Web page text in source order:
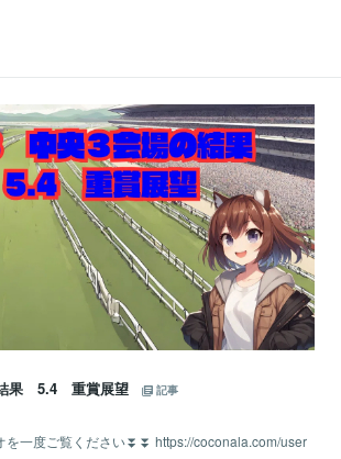
果 5.4 重賞展望
記事
を一度ご覧ください⏬⏬ https://coconala.com/user